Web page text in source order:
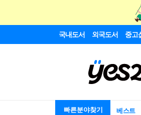
국내도서 외국도서 중고
빠른분야찾기 베스트